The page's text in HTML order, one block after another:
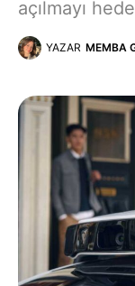
açılmayı
YAZAR MEMBA